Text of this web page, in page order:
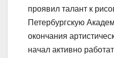
проявил талант к
Петербургскую
окончания
начал активно